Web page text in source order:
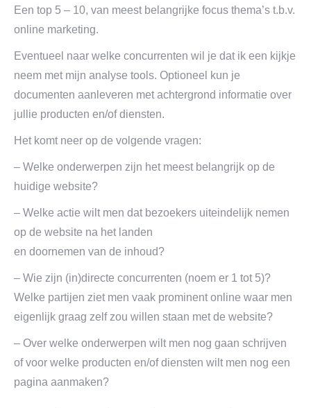
Een top 5 – 10, van meest belangrijke focus thema’s t.b.v.
online marketing.
Eventueel naar welke concurrenten wil je dat ik een kijkje
neem met mijn analyse tools. Optioneel kun je
documenten aanleveren met achtergrond informatie over
jullie producten en/of diensten.
Het komt neer op de volgende vragen:
– Welke onderwerpen zijn het meest belangrijk op de
huidige website?
– Welke actie wilt men dat bezoekers uiteindelijk nemen
op de website na het landen
en doornemen van de inhoud?
– Wie zijn (in)directe concurrenten (noem er 1 tot 5)?
Welke partijen ziet men vaak prominent online waar men
eigenlijk graag zelf zou willen staan met de website?
– Over welke onderwerpen wilt men nog gaan schrijven
of voor welke producten en/of diensten wilt men nog een
pagina aanmaken?